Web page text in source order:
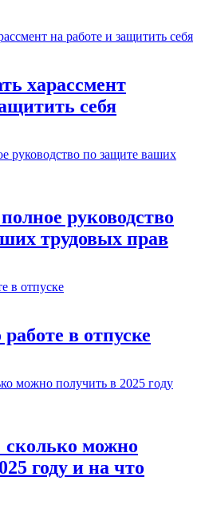
харассмент
себя
руководство
трудовых прав
в отпуске
можно
году и на что